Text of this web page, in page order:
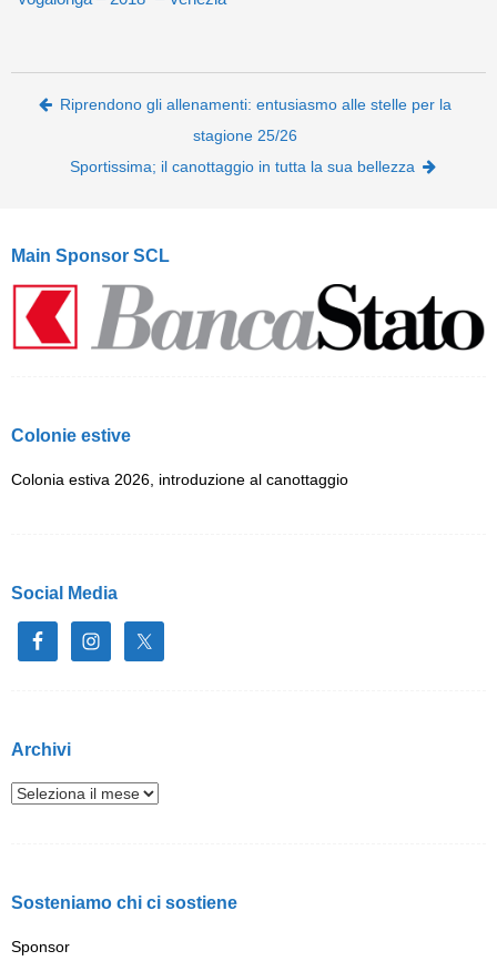
Post navigation
Riprendono gli allenamenti: entusiasmo alle stelle per la
stagione 25/26
Sportissima; il canottaggio in tutta la sua bellezza
Main Sponsor SCL
Colonie estive
Colonia estiva 2026, introduzione al canottaggio
Social Media
Archivi
Sosteniamo chi ci sostiene
Sponsor